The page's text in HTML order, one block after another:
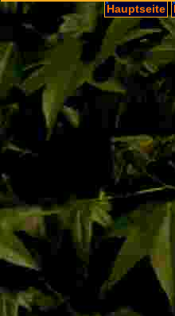
Hauptseite